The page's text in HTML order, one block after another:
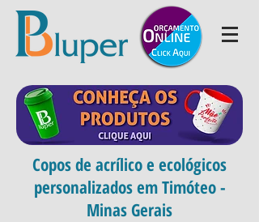
Copos de acrílico e ecológicos
personalizados em Timóteo -
Minas Gerais